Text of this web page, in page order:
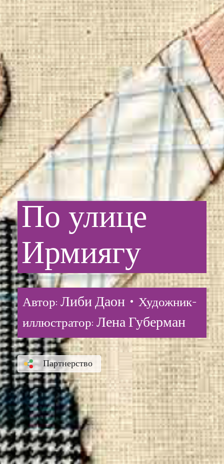
По улице
Ирмиягу
Автор: Либи Даон • Художник-
иллюстратор: Лена Губерман
Партнерство